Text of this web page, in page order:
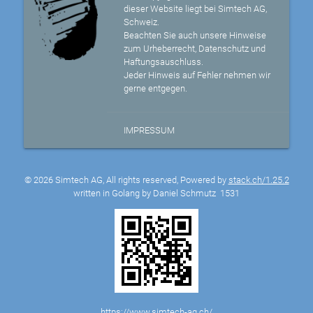
dieser Website liegt bei Simtech AG,
Schweiz.
Beachten Sie auch unsere Hinweise
zum Urheberrecht, Datenschutz und
Haftungsauschluss.
Jeder Hinweis auf Fehler nehmen wir
gerne entgegen.
IMPRESSUM
© 2026 Simtech AG, All rights reserved, Powered by stack.ch/1.25.2
written in Golang by Daniel Schmutz 1531